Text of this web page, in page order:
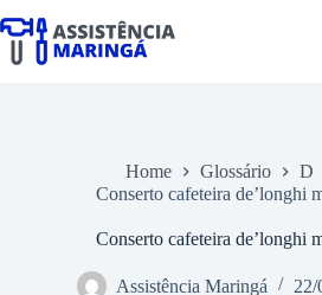
para
Home Glossário
D
Conserto cafeteira de’longhi
Conserto cafeteira de’longhi
Assistência Maringá 22/